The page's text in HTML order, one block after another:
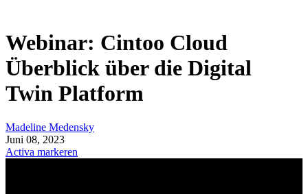
Webinar: Cintoo Cloud
Überblick über die Digital
Twin Platform
Madeline Medensky
Juni 08, 2023
Activa markeren